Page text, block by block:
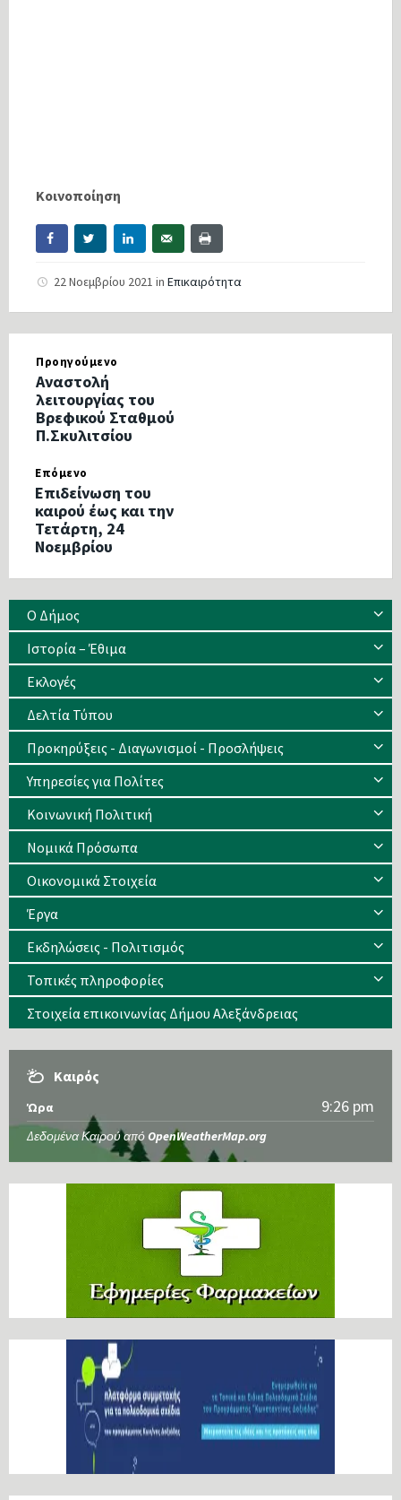
Κοινοποίηση
22 Νοεμβρίου 2021 in Επικαιρότητα
Προηγούμενο
Αναστολή
λειτουργίας του
Βρεφικού Σταθμού
Π.Σκυλιτσίου
Επόμενο
Επιδείνωση του
καιρού έως και την
Τετάρτη, 24
Νοεμβρίου
Ο Δήμος
Ιστορία – Έθιμα
Eκλογές
Δελτία Τύπου
Προκηρύξεις - Διαγωνισμοί - Προσλήψεις
Υπηρεσίες για Πολίτες
Κοινωνική Πολιτική
Νομικά Πρόσωπα
Οικονομικά Στοιχεία
Έργα
Εκδηλώσεις - Πολιτισμός
Τοπικές πληροφορίες
Στοιχεία επικοινωνίας Δήμου Αλεξάνδρειας
Καιρός
Ώρα 9:26 pm
Δεδομένα Καιρού από OpenWeatherMap.org